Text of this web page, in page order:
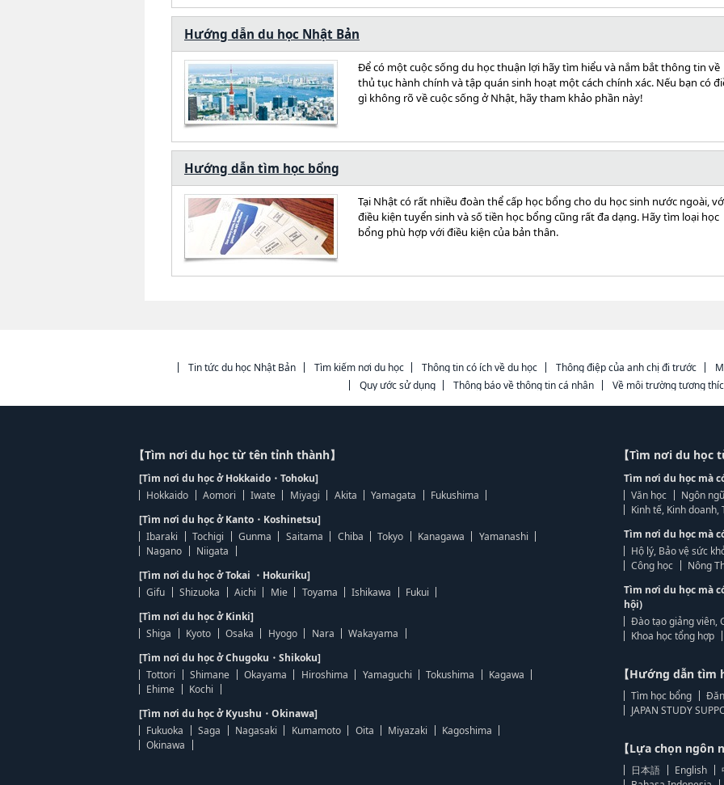
Hướng dẫn du học Nhật Bản
Để có một cuộc sống du học thuận lợi hãy tìm hiểu và nắm bắt thông tin về
thủ tục hành chính và tập quán sinh hoạt một cách chính xác. Nếu bạn có
gì không rõ về cuộc sống ở Nhật, hãy tham khảo phần này!
Hướng dẫn tìm học bổng
Tại Nhật có rất nhiều đoàn thể cấp học bổng cho du học sinh nước ngoài,
điều kiện tuyển sinh và số tiền học bổng cũng rất đa dạng. Hãy tìm loại học
bổng phù hợp với điều kiện của bản thân.
Tin tức du học Nhật Bản Tìm kiếm nơi du học Thông tin có ích về du học Thông điệp của anh chị đi trước
Quy ước sử dụng
Thông báo về thông tin cá nhân Về môi trường tương
【Tìm nơi du học từ tên tỉnh thành】
[Tìm nơi du học ở Hokkaido・Tohoku]
Hokkaido
Aomori Iwate Miyagi Akita Yamagata
Fukushima
[Tìm nơi du học ở Kanto・Koshinetsu]
Ibaraki
Tochigi Gunma Saitama Chiba Tokyo Kanagawa
Yamanashi
Nagano
Niigata
[Tìm nơi du học ở Tokai ・Hokuriku]
Gifu
Shizuoka Aichi Mie Toyama Ishikawa
Fukui
[Tìm nơi du học ở Kinki]
Shiga
Kyoto Osaka Hyogo Nara
Wakayama
[Tìm nơi du học ở Chugoku・Shikoku]
Tottori
Shimane Okayama Hiroshima Yamaguchi Tokushima
Kagawa
Ehime
Kochi
[Tìm nơi du học ở Kyushu・Okinawa]
Fukuoka
Saga Nagasaki Kumamoto Oita Miyazaki
Kagoshima
Okinawa
【Tìm nơi du học
Tìm nơi du học mà
Văn học
Ngôn
Kinh tế, Kinh doanh,
Tìm nơi du học mà
Hộ lý, Bảo vệ sức
Công học
Nông
Tìm nơi du học mà
hội)
Đào tạo giảng viên,
Khoa học tổng hợp
【Hướng dẫn tìm
Tìm học bổng
JAPAN STUDY
【Lựa chọn ngôn
日本語 English